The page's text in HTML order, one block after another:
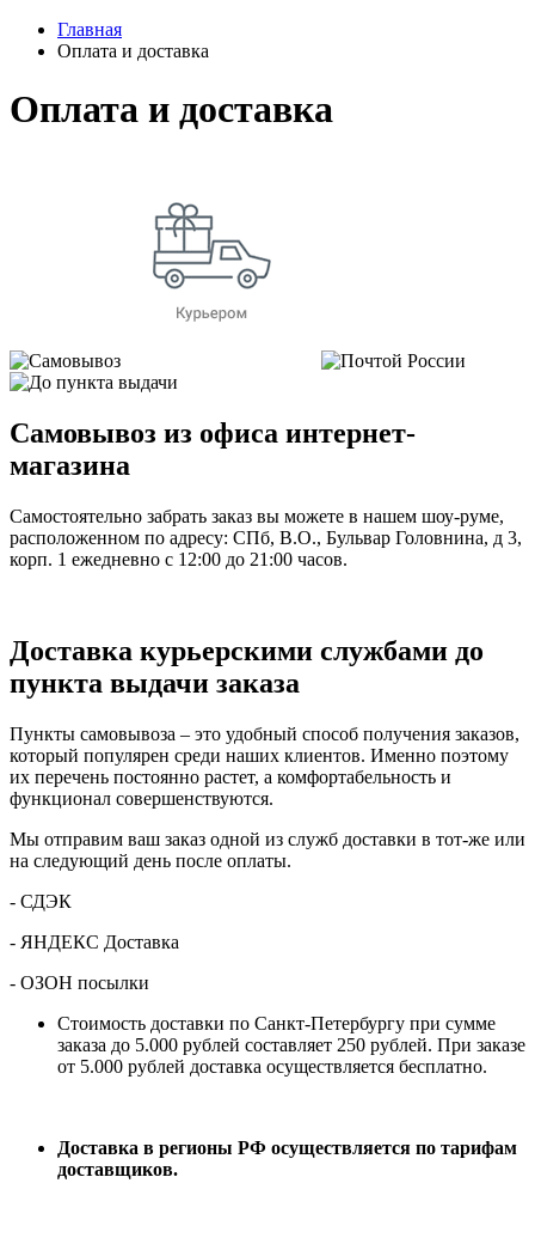
Главная
Оплата и доставка
Оплата и доставка
Самовывоз из офиса интернет-
магазина
Самостоятельно забрать заказ вы можете в нашем шоу-руме,
расположенном по адресу: СПб, В.О., Бульвар Головнина, д 3,
корп. 1 ежедневно с 12:00 до 21:00 часов.
Доставка курьерскими службами до
пункта выдачи заказа
Пункты самовывоза – это удобный способ получения заказов,
который популярен среди наших клиентов. Именно поэтому
их перечень постоянно растет, а комфортабельность и
функционал совершенствуются.
Мы отправим ваш заказ одной из служб доставки в тот-же или
на следующий день после оплаты.
- СДЭК
- ЯНДЕКС Доставка
- ОЗОН посылки
Стоимость доставки по Санкт-Петербургу при сумме
заказа до 5.000 рублей составляет 250 рублей. При заказе
от 5.000 рублей доставка осуществляется бесплатно.
Доставка в регионы РФ осуществляется по тарифам
доставщиков.